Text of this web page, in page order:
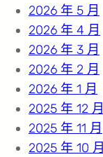
2026 年 5 月
2026 年 4 月
2026 年 3 月
2026 年 2 月
2026 年 1 月
2025 年 12 月
2025 年 11 月
2025 年 10 月